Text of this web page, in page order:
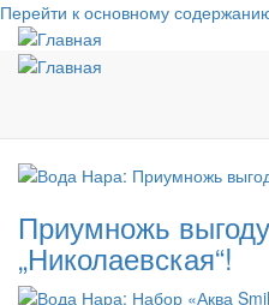
Перейти к основному
Приумножь
„Николаевская“!